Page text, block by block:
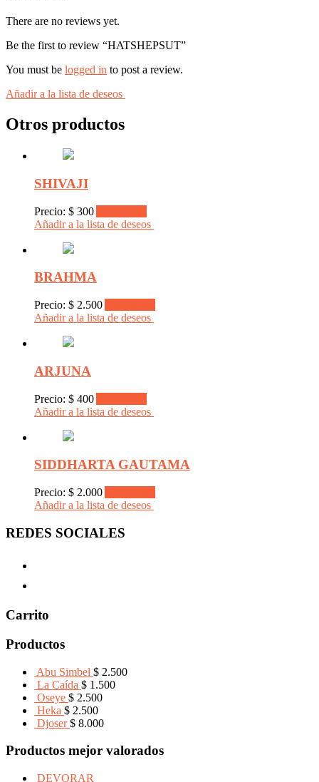
There are no reviews yet.
Be the first to review “HATSHEPSUT”
You must be logged in to post a review.
Añadir a la lista de deseos
Otros productos
SHIVAJI
Precio: $ 300
Añadir a la lista de deseos
BRAHMA
Precio: $ 2.500
Añadir a la lista de deseos
ARJUNA
Precio: $ 400
Añadir a la lista de deseos
SIDDHARTA GAUTAMA
Precio: $ 2.000
Añadir a la lista de deseos
REDES SOCIALES
Carrito
Productos
Abu Simbel $ 2.500
La Caída $ 1.500
Oseye $ 2.500
Heka $ 2.500
Djoser $ 8.000
Productos mejor valorados
DEVORAR